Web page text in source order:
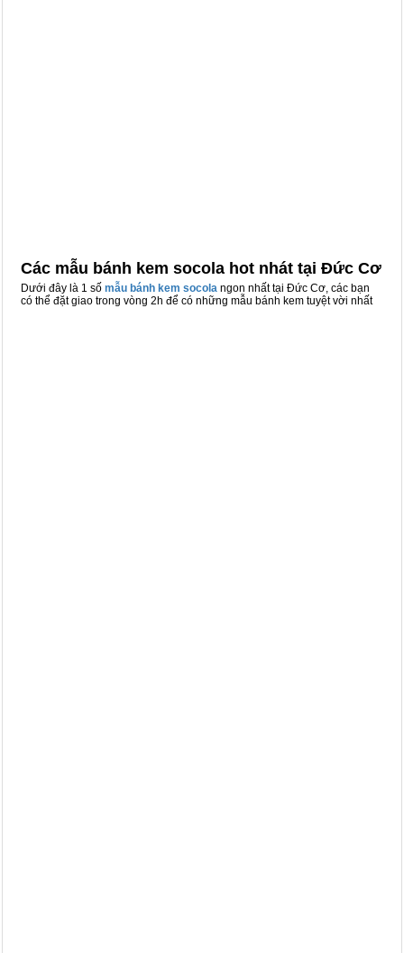
Các mẫu bánh kem socola hot nhát tại Đức Cơ
Dưới đây là 1 số mẫu bánh kem socola ngon nhất tại Đức Cơ, các bạn
có thể đặt giao trong vòng 2h để có những mẫu bánh kem tuyệt vời nhất